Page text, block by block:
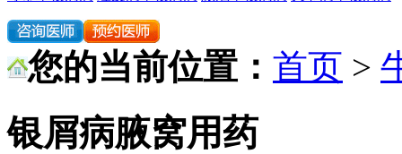
您的当前位置： 首页 >
银屑病腋窝用药